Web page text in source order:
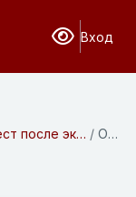
Версия для
Вход
Тест после экскурсии по СПбПУ Описание